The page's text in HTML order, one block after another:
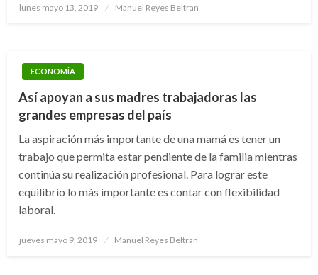
Publicado
lunes mayo 13, 2019 Manuel Reyes Beltran
ECONOMÍA
Así apoyan a sus madres trabajadoras las
grandes empresas del país
La aspiración más importante de una mamá es tener un
trabajo que permita estar pendiente de la familia mientras
continúa su realización profesional. Para lograr este
equilibrio lo más importante es contar con flexibilidad
laboral.
Publicado
jueves mayo 9, 2019 Manuel Reyes Beltran